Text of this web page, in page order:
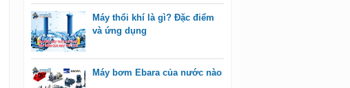
Máy thổi khí là gì? Đặc điểm
và ứng dụng
Máy bơm Ebara của nước nào